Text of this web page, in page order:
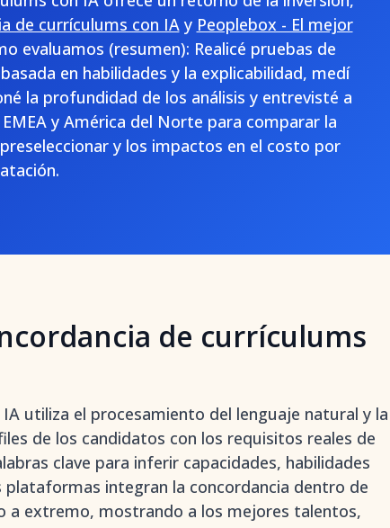
de currículums con IAy Peoplebox - El mejor
evaluamos (resumen): Realicé pruebas de
en habilidades y la explicabilidad, medí
la profundidad de los análisis y entrevisté a
y América del Norte para comparar la
y los impactos en el costo por
de currículums
utiliza el procesamiento del lenguaje natural y la
de los candidatos con los requisitos reales de
clave para inferir capacidades, habilidades
integran la concordancia dentro de
extremo, mostrando a los mejores talentos,